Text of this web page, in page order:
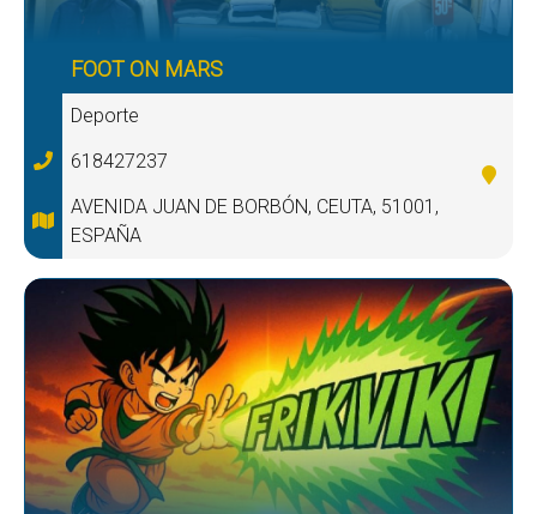
FOOT ON MARS
Deporte
618427237
AVENIDA JUAN DE BORBÓN, CEUTA, 51001,
ESPAÑA